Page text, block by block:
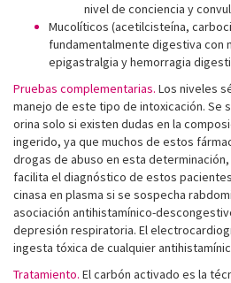
nivel de conciencia y
Mucolíticos (acetilcisteína,
fundamentalmente digestiva con
epigastralgia y hemorragia
Pruebas complementarias. Los niveles
manejo de este tipo de intoxicación. Se
orina solo si existen dudas en la
ingerido, ya que muchos de estos
drogas de abuso en esta
facilita el diagnóstico de estos
cinasa en plasma si se sospecha
asociación antihistamínico-
depresión respiratoria. El
ingesta tóxica de cualquier
Tratamiento. El carbón activado es la